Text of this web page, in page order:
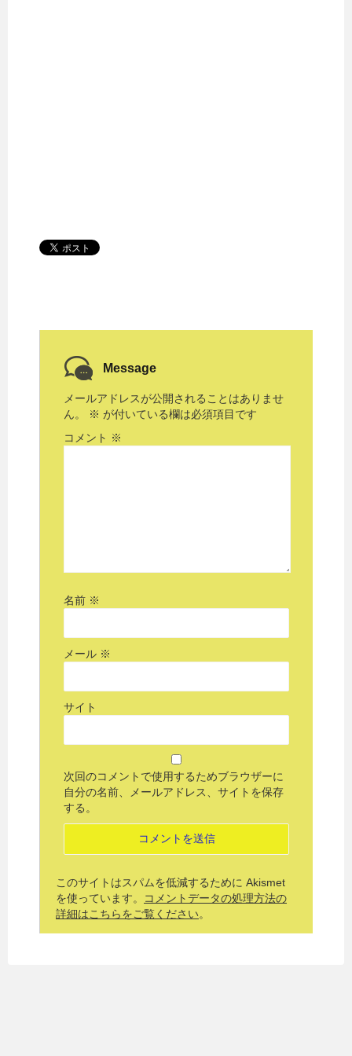
Message
メールアドレスが公開されることはありませ
ん。
※ が付いている欄は必須項目です
コメント ※
名前 ※
メール ※
サイト
次回のコメントで使用するためブラウザーに
自分の名前、メールアドレス、サイトを保存
する。
このサイトはスパムを低減するために Akismet
を使っています。
コメントデータの処理方法の
詳細はこちらをご覧ください。